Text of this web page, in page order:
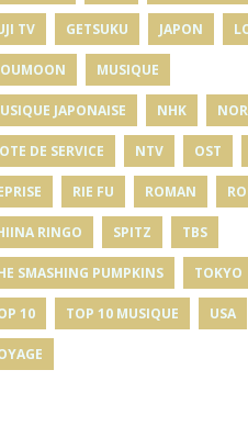
TV GETSUKU JAPON
MUSIQUE
JAPONAISE NHK
DE SERVICE NTV OST
RIE FU ROMAN
RINGO SPITZ TBS
SMASHING PUMPKINS TOKYO
10 TOP 10 MUSIQUE USA